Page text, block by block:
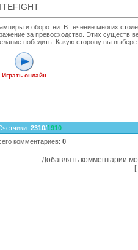
и оборотни: В течение многих
за превосходство. Этих существ
победить. Какую сторону вы
Играть онлайн
: 2310/1910
комментариев: 0
Добавлять комментарии
[